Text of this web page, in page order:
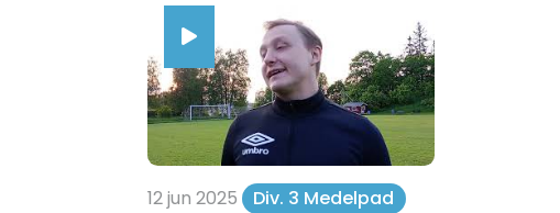
12 jun 2025 Div. 3 Medelpad